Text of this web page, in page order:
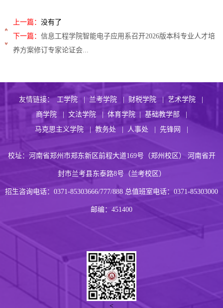
上一篇： 没有了
下一篇： 信息工程学院智能电子应用系召开2026版本科专业人才培
养方案修订专家论证会...
友情链接： 工学院 | 兰考学院 | 财税学院 |
艺术学院 |
商学院 |
文法学院 | 体育学院 |
基础教学部 |
马克思主义学院 |
教务处 | 人事处 | 先锋网 |
校址：河南省郑州市郑东新区前程大道169号（郑州校区） 河南省开
封市兰考县东泰路8号（兰考校区）
招生咨询电话：0371-85303666/777/888 总值班室电话：0371-85303000
邮编：451400
<